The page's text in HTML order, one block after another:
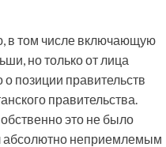
в том числе включающую
но только от лица
позиции правительств
правительства.
это не было
абсолютно неприемлемым